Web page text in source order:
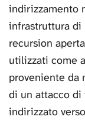
indirizzamento
infrastruttura di
recursion
utilizzati come
proveniente da
di un attacco di
indirizzato